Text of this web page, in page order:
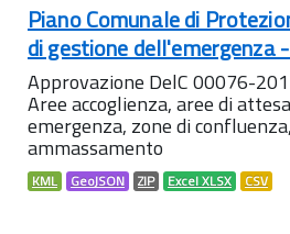
Piano Comunale di
di gestione dell'emergenza -
Approvazione DelC 00076-
Aree accoglienza, aree di
emergenza, zone di
ammassamento
KML GeoJSON ZIP Excel XLSX CSV